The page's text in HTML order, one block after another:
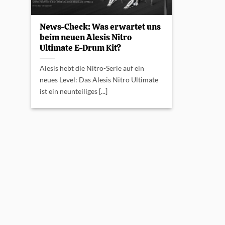
News-Check: Was erwartet uns
beim neuen Alesis Nitro
Ultimate E-Drum Kit?
Alesis hebt die Nitro-Serie auf ein
neues Level: Das Alesis Nitro Ultimate
ist ein neunteiliges [...]